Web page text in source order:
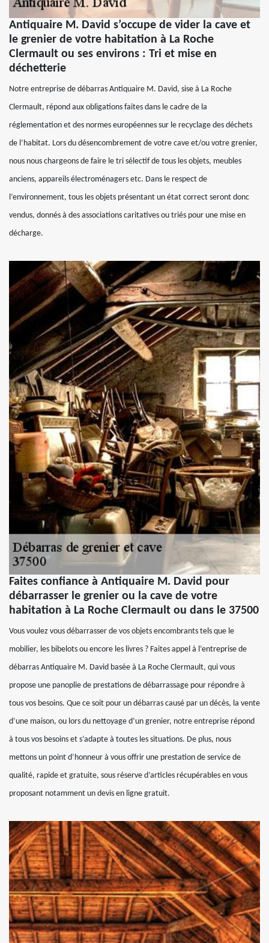
Antiquaire M. David s’occupe de vider la cave et
le grenier de votre habitation à La Roche
Clermault ou ses environs : Tri et mise en
déchetterie
Notre entreprise de débarras Antiquaire M. David, sise à La Roche
Clermault, répond aux obligations faites dans le cadre de la
réglementation et des normes européennes sur le recyclage des déchets
de l’habitat. Lors du désencombrement de votre cave et/ou votre grenier,
nous nous chargeons de faire le tri sélectif de tous les objets, meubles
anciens, appareils électroménagers etc. Dans le respect de
l’environnement, tous les objets présentant un état correct seront donc
vendus, donnés à des associations caritatives ou triés pour une mise en
décharge.
Faites confiance à Antiquaire M. David pour
débarrasser le grenier ou la cave de votre
habitation à La Roche Clermault ou dans le 37500
Vous voulez vous débarrasser de vos objets encombrants tels que le
mobilier, les bibelots ou encore les livres ? Faites appel à l’entreprise de
débarras Antiquaire M. David basée à La Roche Clermault, qui vous
propose une panoplie de prestations de débarrassage pour répondre à
tous vos besoins. Que ce soit pour un débarras causé par un décès, la vente
d’une maison, ou lors du nettoyage d’un grenier, notre entreprise répond
à tous vos besoins et s’adapte à toutes les situations. De plus, nous
mettons un point d’honneur à vous offrir une prestation de service de
qualité, rapide et gratuite, sous réserve d’articles récupérables en vous
proposant notamment un devis en ligne gratuit.